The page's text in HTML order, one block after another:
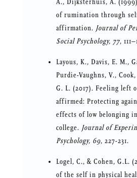
of rumination through
affirmation. Journal of
Social Psychology, 77,
Layous, K., Davis, E. M.,
Purdie-Vaughns, V.,
G. L. (2017). Feeling left
affirmed: Protecting
effects of low belonging in
college. Journal of
Psychology, 69, 227-231.
Logel, C., & Cohen, G.L.
of the self in physical